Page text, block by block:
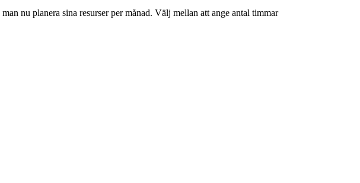
nu planera sina resurser per månad. Välj mellan att ange antal timmar